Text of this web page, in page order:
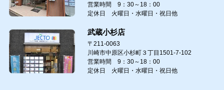
営業時間 9：30～18：00
定休日 火曜日・水曜日・祝日他
武蔵小杉店
〒211-0063
川崎市中原区小杉町３丁目1501-7-102
営業時間 9：30～18：00
定休日 火曜日・水曜日・祝日他